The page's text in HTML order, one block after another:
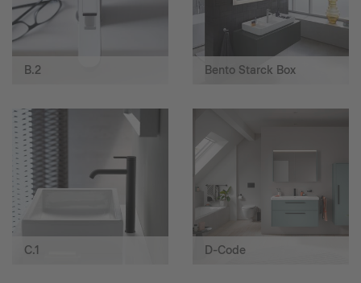
B.2 Bento Starck Box
C.1 D-Code